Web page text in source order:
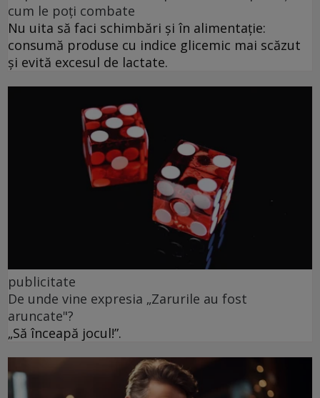
cum le poți combate
Nu uita să faci schimbări și în alimentație:
consumă produse cu indice glicemic mai scăzut
și evită excesul de lactate.
publicitate
De unde vine expresia „Zarurile au fost
aruncate"?
„Să înceapă jocul!”.